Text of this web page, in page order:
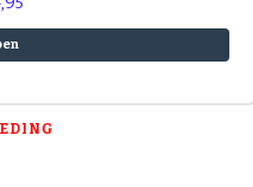
Koffie